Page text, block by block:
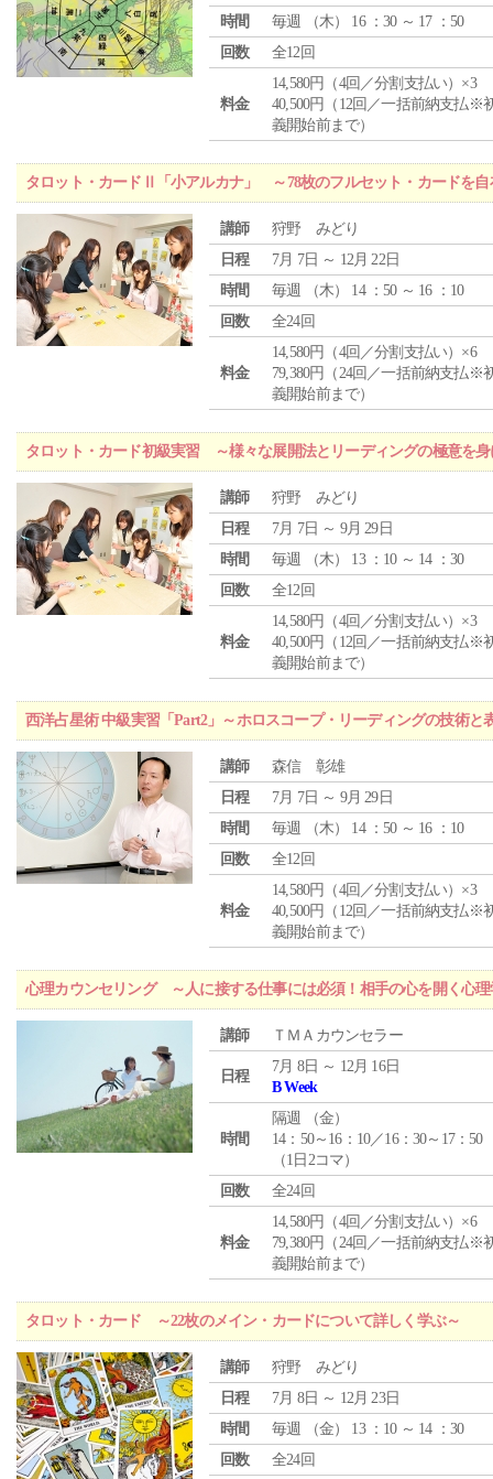
時間
毎週 （木） 16 ：30 ～ 17 ：50
回数
全12回
料金
14,580円（4回／分割支払い）×3
40,500円（12回／一括前納支払※
義開始前まで）
タロット・カードⅡ「小アルカナ」 ～78枚のフルセット・カードを自
講師
狩野 みどり
日程
7月 7日 ～ 12月 22日
時間
毎週 （木） 14 ：50 ～ 16 ：10
回数
全24回
料金
14,580円（4回／分割支払い）×6
79,380円（24回／一括前納支払※
義開始前まで）
タロット・カード初級実習 ～様々な展開法とリーディングの極意を身
講師
狩野 みどり
日程
7月 7日 ～ 9月 29日
時間
毎週 （木） 13 ：10 ～ 14 ：30
回数
全12回
料金
14,580円（4回／分割支払い）×3
40,500円（12回／一括前納支払※
義開始前まで）
西洋占星術 中級実習「Part2」～ホロスコープ・リーディングの技術と
講師
森信 彰雄
日程
7月 7日 ～ 9月 29日
時間
毎週 （木） 14 ：50 ～ 16 ：10
回数
全12回
料金
14,580円（4回／分割支払い）×3
40,500円（12回／一括前納支払※
義開始前まで）
心理カウンセリング ～人に接する仕事には必須！相手の心を開く心理
講師 ＴＭＡカウンセラー
日程
7月 8日 ～ 12月 16日
B Week
時間
隔週 （金）
14：50～16：10／16：30～17：50
（1日2コマ）
回数
全24回
料金
14,580円（4回／分割支払い）×6
79,380円（24回／一括前納支払※
義開始前まで）
タロット・カード ～22枚のメイン・カードについて詳しく学ぶ～
講師
狩野 みどり
日程
7月 8日 ～ 12月 23日
時間
毎週 （金） 13 ：10 ～ 14 ：30
回数
全24回